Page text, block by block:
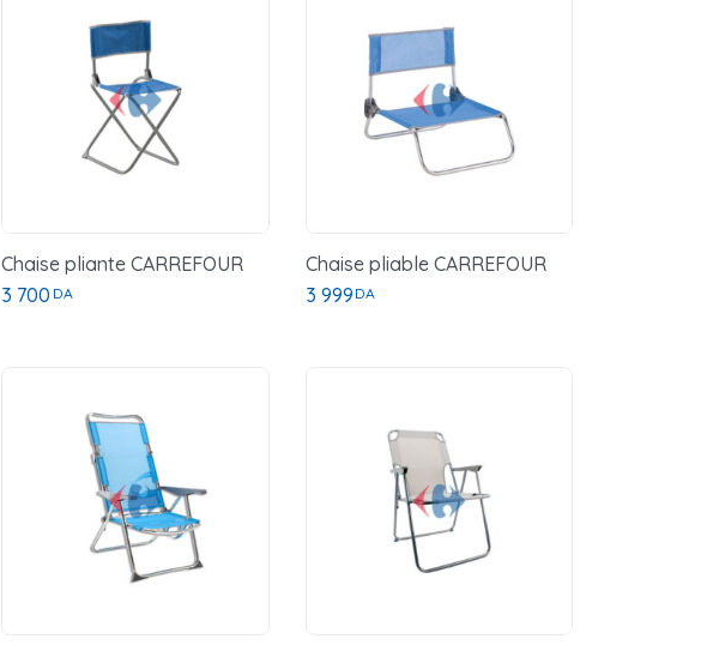
Chaise pliante CARREFOUR
3 700 DA
Chaise pliable CARREFOUR
3 999 DA